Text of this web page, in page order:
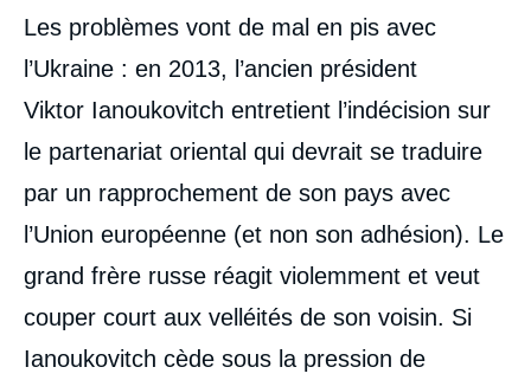
Les problèmes vont de mal en pis avec
l’Ukraine : en 2013, l’ancien président
Viktor Ianoukovitch entretient l’indécision sur
le partenariat oriental qui devrait se traduire
par un rapprochement de son pays avec
l’Union européenne (et non son adhésion). Le
grand frère russe réagit violemment et veut
couper court aux velléités de son voisin. Si
Ianoukovitch cède sous la pression de